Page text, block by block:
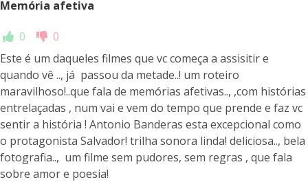
Memória afetiva
0
0
Este é um daqueles filmes que vc começa a assisitir e
quando vê .., já passou da metade..! um roteiro
maravilhoso!..que fala de memórias afetivas.., ,com histórias
entrelaçadas , num vai e vem do tempo que prende e faz vc
sentir a história ! Antonio Banderas esta excepcional como
o protagonista Salvador! trilha sonora linda! deliciosa.., bela
fotografia.., um filme sem pudores, sem regras , que fala
sobre amor e poesia!